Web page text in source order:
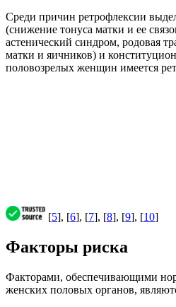
Среди причин ретрофлексии
(снижение тонуса матки и ее
астенический синдром, родовая
матки и яичников) и
половозрелых женщин имеется
[5], [6], [7], [8], [9], [10]
Факторы риска
Факторами, обеспечивающими
женских половых органов,